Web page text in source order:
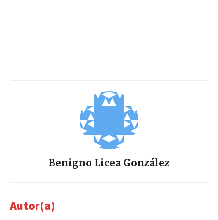
Benigno Licea González
Autor(a)